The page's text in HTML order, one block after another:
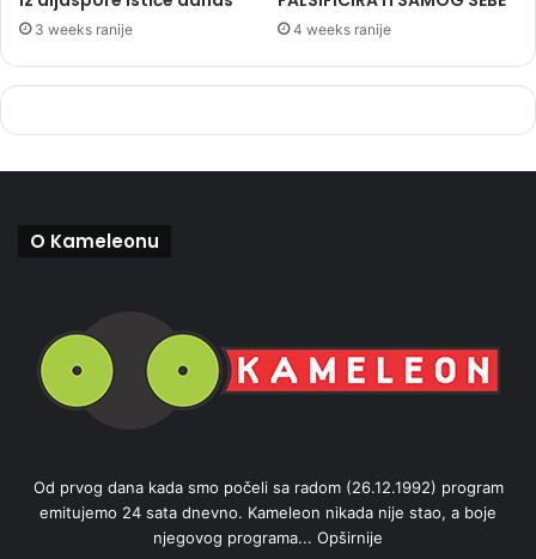
3 weeks ranije 4 weeks ranije
O Kameleonu
Od prvog dana kada smo počeli sa radom (26.12.1992) program
emitujemo 24 sata dnevno. Kameleon nikada nije stao, a boje
njegovog programa... Opširnije